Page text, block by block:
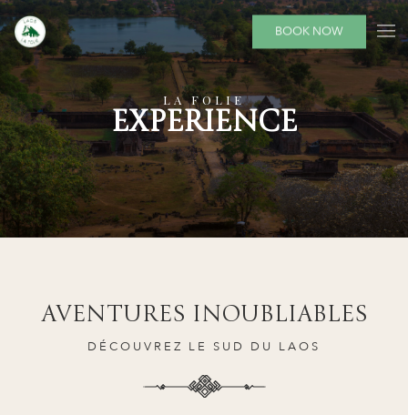
BOOK NOW
LA FOLIE
EXPERIENCE
AVENTURES INOUBLIABLES
DÉCOUVREZ LE SUD DU LAOS